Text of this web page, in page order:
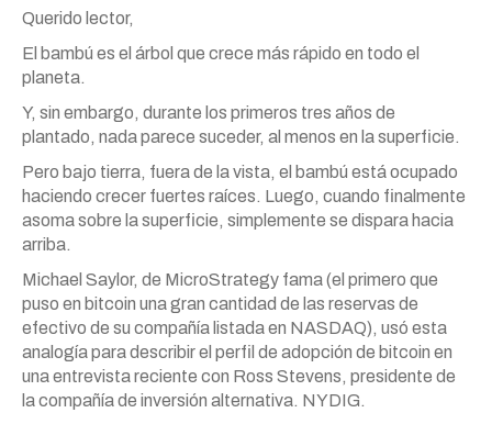
Querido lector,
El bambú es el árbol que crece más rápido en todo el
planeta.
Y, sin embargo, durante los primeros tres años de
plantado, nada parece suceder, al menos en la superficie.
Pero bajo tierra, fuera de la vista, el bambú está ocupado
haciendo crecer fuertes raíces. Luego, cuando finalmente
asoma sobre la superficie, simplemente se dispara hacia
arriba.
Michael Saylor, de MicroStrategy fama (el primero que
puso en bitcoin una gran cantidad de las reservas de
efectivo de su compañía listada en NASDAQ), usó esta
analogía para describir el perfil de adopción de bitcoin en
una entrevista reciente con Ross Stevens, presidente de
la compañía de inversión alternativa. NYDIG.